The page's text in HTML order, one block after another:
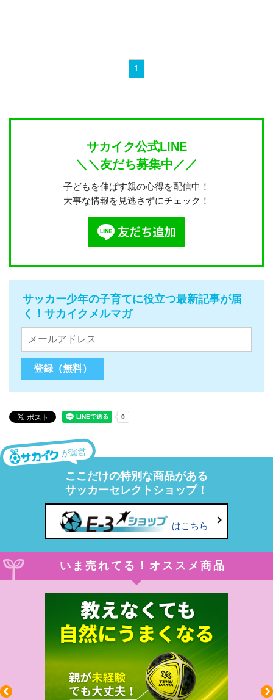
1
サカイク公式LINE
＼＼友だち募集中／／
子どもを伸ばす親の心得を配信中！
大事な情報を見逃さずにチェック！
サッカー少年の子育てに役立つ最新記事が届
く！サカイクメルマガ
が運営
ここだけの特別な商品がある
サッカーセレクトショップ！
はこちら
いま売れてる！オススメ商品